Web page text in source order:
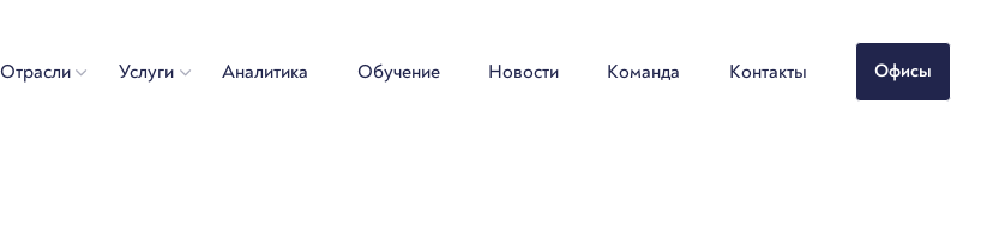
Отрасли Услуги Аналитика Обучение Новости Команда Контакты Офисы